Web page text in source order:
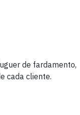
de fardamento,
cada cliente.